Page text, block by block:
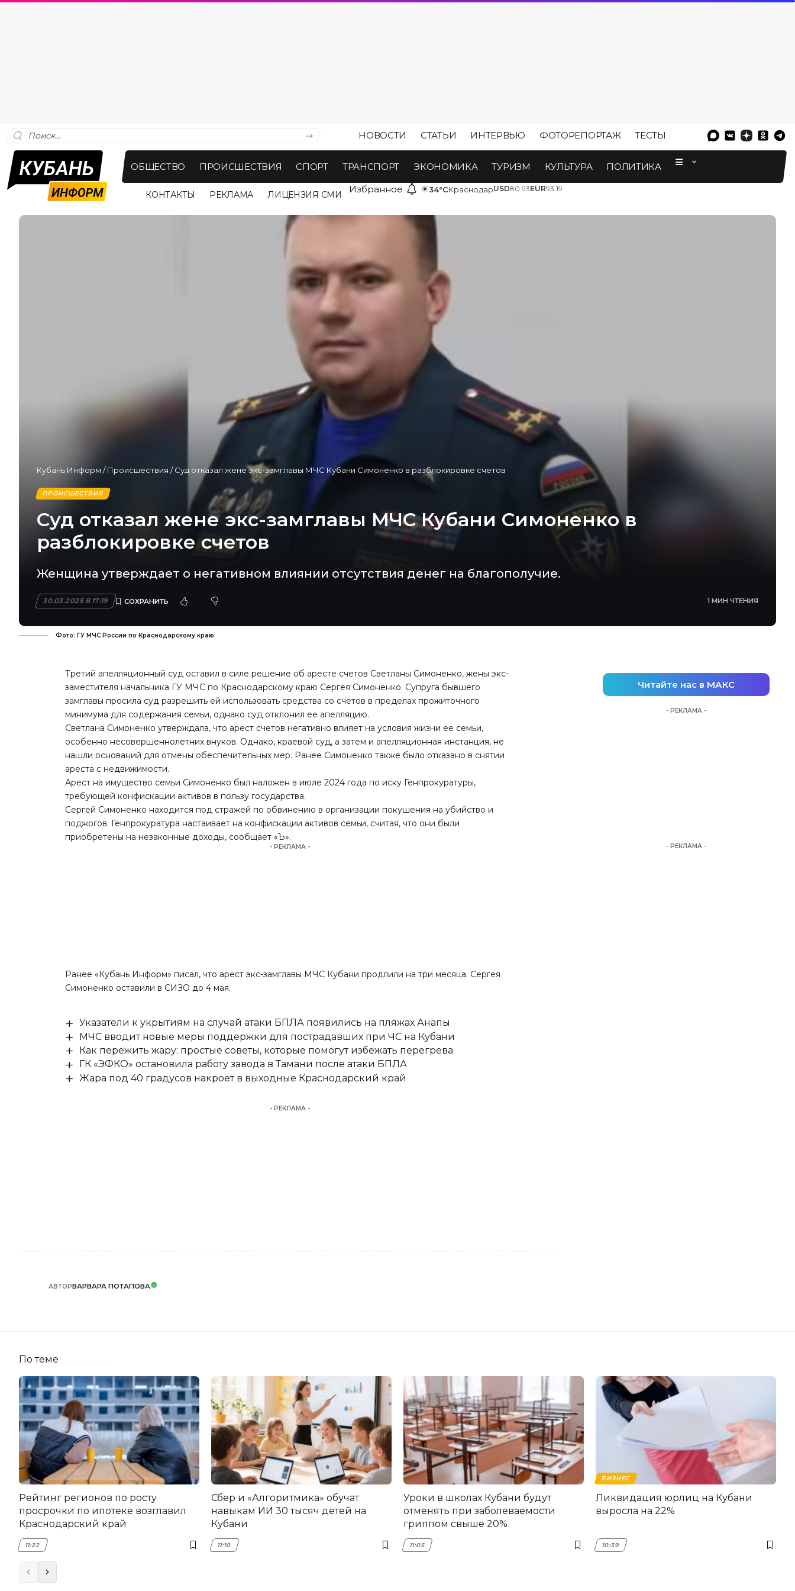
НОВОСТИ СТАТЬИ ИНТЕРВЬЮ ФОТОРЕПОРТАЖ ТЕСТЫ
ОБЩЕСТВО ПРОИСШЕСТВИЯ СПОРТ ТРАНСПОРТ ЭКОНОМИКА ТУРИЗМ КУЛЬТУРА ПОЛИТИКА
КОНТАКТЫ РЕКЛАМА ЛИЦЕНЗИЯ СМИ Избранное ☀34°CКраснодарUSD80.93EUR93.19
Кубань Информ /Происшествия /Суд отказал жене экс-замглавы МЧС Кубани Симоненко в разблокировке счетов
ПРОИСШЕСТВИЯ
Суд отказал жене экс-замглавы МЧС Кубани Симоненко в
разблокировке счетов
Женщина утверждает о негативном влиянии отсутствия денег на благополучие.
30.03.2025 В 17:19 1 МИН ЧТЕНИЯ
Фото: ГУ МЧС России по Краснодарскому краю
Третий апелляционный суд оставил в силе решение об аресте счетов Светланы Симоненко, жены экс-
заместителя начальника ГУ МЧС по Краснодарскому краю Сергея Симоненко. Супруга бывшего
замглавы просила суд разрешить ей использовать средства со счетов в пределах прожиточного
минимума для содержания семьи, однако суд отклонил ее апелляцию.
Светлана Симоненко утверждала, что арест счетов негативно влияет на условия жизни ее семьи,
особенно несовершеннолетних внуков. Однако, краевой суд, а затем и апелляционная инстанция, не
нашли оснований для отмены обеспечительных мер. Ранее Симоненко также было отказано в снятии
ареста с недвижимости.
Арест на имущество семьи Симоненко был наложен в июле 2024 года по иску Генпрокуратуры,
требующей конфискации активов в пользу государства.
Сергей Симоненко находится под стражей по обвинению в организации покушения на убийство и
поджогов. Генпрокуратура настаивает на конфискации активов семьи, считая, что они были
приобретены на незаконные доходы, сообщает «Ъ».
- РЕКЛАМА -
Ранее «Кубань Информ» писал, что арест экс-замглавы МЧС Кубани продлили на три месяца. Сергея
Симоненко оставили в СИЗО до 4 мая.
Указатели к укрытиям на случай атаки БПЛА появились на пляжах Анапы
МЧС вводит новые меры поддержки для пострадавших при ЧС на Кубани
Как пережить жару: простые советы, которые помогут избежать перегрева
ГК «ЭФКО» остановила работу завода в Тамани после атаки БПЛА
Жара под 40 градусов накроет в выходные Краснодарский край
- РЕКЛАМА -
АВТОРВАРВАРА ПОТАПОВА
Читайте нас в МАКС
- РЕКЛАМА -
- РЕКЛАМА -
По теме
Рейтинг регионов по росту
просрочки по ипотеке возглавил
Краснодарский край
11:22
Сбер и «Алгоритмика» обучат
навыкам ИИ 30 тысяч детей на
Кубани
11:10
Уроки в школах Кубани будут
отменять при заболеваемости
гриппом свыше 20%
11:05
БИЗНЕС
Ликвидация юрлиц на Кубани
выросла на 22%
10:39